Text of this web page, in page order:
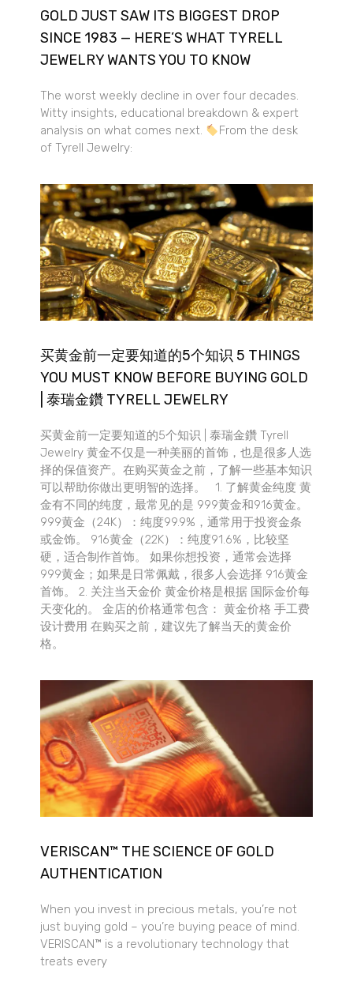
GOLD JUST SAW ITS BIGGEST DROP
SINCE 1983 — HERE’S WHAT TYRELL
JEWELRY WANTS YOU TO KNOW
The worst weekly decline in over four decades.
Witty insights, educational breakdown & expert
analysis on what comes next.
From the desk
of Tyrell Jewelry:
买黄金前一定要知道的5个知识 5 THINGS
YOU MUST KNOW BEFORE BUYING GOLD
| 泰瑞金鑽 TYRELL JEWELRY
买黄金前一定要知道的5个知识 | 泰瑞金鑽 Tyrell
Jewelry 黄金不仅是一种美丽的首饰，也是很多人选
择的保值资产。在购买黄金之前，了解一些基本知识
可以帮助你做出更明智的选择。 1. 了解黄金纯度 黄
金有不同的纯度，最常见的是 999黄金和916黄金。
999黄金（24K）：纯度99.9%，通常用于投资金条
或金饰。 916黄金（22K）：纯度91.6%，比较坚
硬，适合制作首饰。 如果你想投资，通常会选择
999黄金；如果是日常佩戴，很多人会选择 916黄金
首饰。 2. 关注当天金价 黄金价格是根据 国际金价每
天变化的。 金店的价格通常包含： 黄金价格 手工费
设计费用 在购买之前，建议先了解当天的黄金价
格。
VERISCAN™ THE SCIENCE OF GOLD
AUTHENTICATION
When you invest in precious metals, you’re not
just buying gold – you’re buying peace of mind.
VERISCAN™ is a revolutionary technology that
treats every